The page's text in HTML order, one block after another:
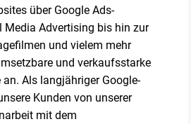
über Google Ads-
Media Advertising bis hin zur
und vielem mehr
und verkaufsstarke
Als langjähriger Google-
Kunden von unserer
mit dem